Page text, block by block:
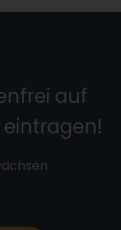
auf